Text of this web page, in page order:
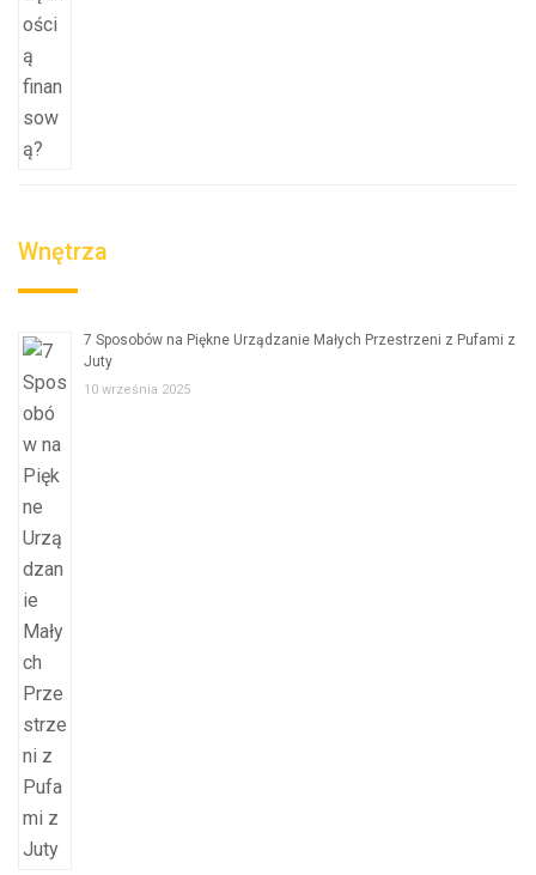
Wnętrza
7 Sposobów na Piękne Urządzanie Małych Przestrzeni z Pufami z
Juty
10 września 2025